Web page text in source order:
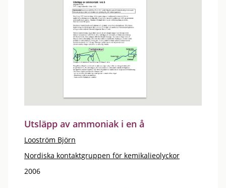
Utsläpp av ammoniak i en å
Looström Björn
Nordiska kontaktgruppen för kemikalieolyckor
2006